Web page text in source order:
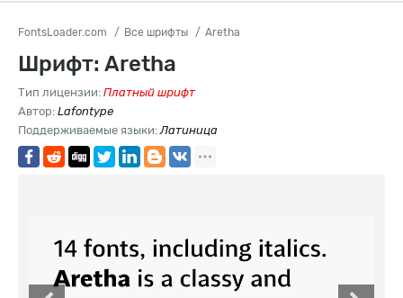
FontsLoader.com Все шрифты Aretha
Шрифт: Aretha
Тип лицензии: Платный шрифт
Автор: Lafontype
Поддерживаемые языки:Латиница